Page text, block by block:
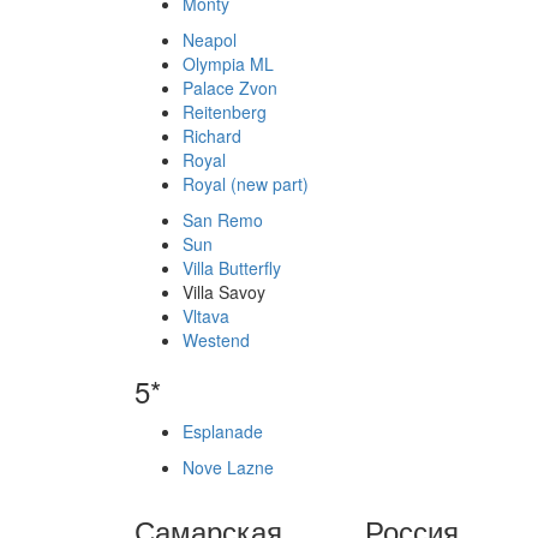
Neapol
Olympia ML
Palace Zvon
Reitenberg
Richard
Royal
Royal (new part)
San Remo
Sun
Villa Butterfly
Villa Savoy
Vltava
Westend
5*
Esplanade
Nove Lazne